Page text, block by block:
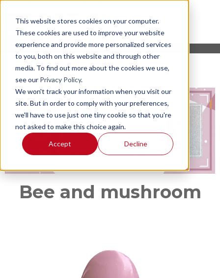
This website stores cookies on your computer.
These cookies are used to improve your website
experience and provide more personalized services
to you, both on this website and through other
media. To find out more about the cookies we use,
see our Privacy Policy.
We won't track your information when you visit our
site. But in order to comply with your preferences,
we'll have to use just one tiny cookie so that you're
not asked to make this choice again.
Accept Decline
Bee and mushroom